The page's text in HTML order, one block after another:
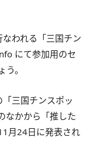
われる「三国チン
にて参加用のセ
。
三国チンスポッ
なかから「推した
月24日に発表され